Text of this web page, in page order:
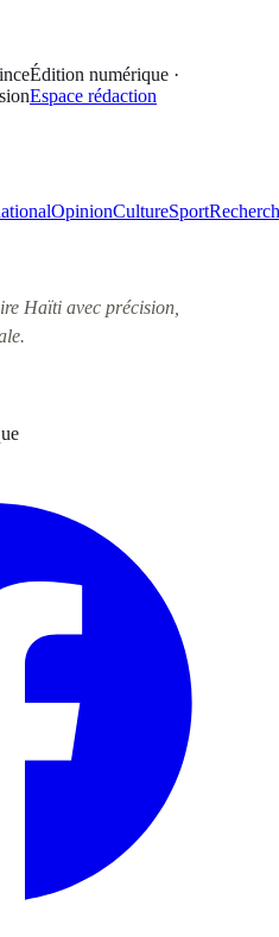
Édition numérique ·
Espace rédaction
OpinionCultureSport
Haïti avec précision,